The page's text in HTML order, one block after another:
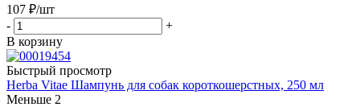
107 ₽/шт
-
+
В корзину
Быстрый просмотр
Herba Vitae Шампунь для собак короткошерстных, 250 мл
Меньше 2